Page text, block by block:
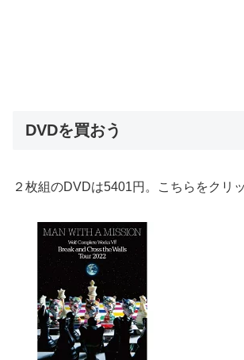
DVDを買おう
２枚組のDVDは5401円。こちらをクリ